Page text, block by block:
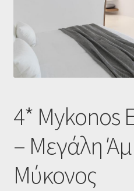
Κατάστημα
Ο λογαριασμός μου
4* Mykonos
– Μεγάλη
Μύκονος